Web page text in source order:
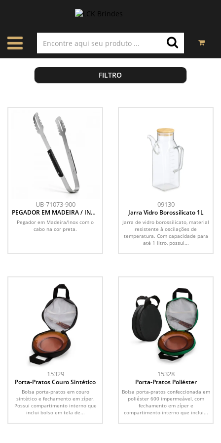
FILTRO
UB-71073-900
PEGADOR EM MADEIRA / INOX
- PRETO - 33CM
Pegador em Madeira/Inox com o
cabo na cor preta.
09130
Jarra Vidro Borossilicato 1L
Jarra de vidro borossilicato, material
resistente à oscilações de
temperatura. Com capacidade para
até 1 litro, possui...
15329
Porta-Pratos Couro Sintético
Bolsa porta-pratos em couro
sintético e fechamento em zíper.
Possui compartimento interno que
inclui bolso em tela de...
15328
Porta-Pratos Poliéster
Bolsa porta-pratos confeccionada em
poliéster 600 impermeável, com
fechamento em zíper e
compartimento interno que inclui...